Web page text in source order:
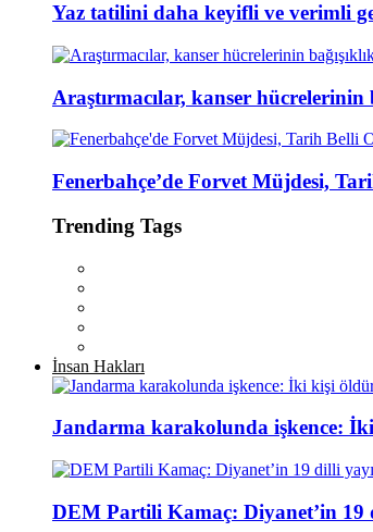
Yaz tatilini daha keyifli ve verimli
Araştırmacılar, kanser hücrelerinin
Fenerbahçe’de Forvet Müjdesi,
Trending Tags
İnsan Hakları
Jandarma karakolunda işkence:
DEM Partili Kamaç: Diyanet’in 19